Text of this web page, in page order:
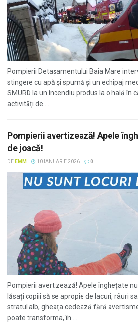
Pompierii Detașamentului Baia Mare
stingere cu apă și spumă și un echipaj
SMURD la un incendiu produs la o hală în
activități de ...
Pompierii avertizează! Apele
de joacă!
DE EMM 10 IANUARIE 2026 0
Pompierii avertizează! Apele înghețate
lăsați copiii să se apropie de lacuri, râuri
stratul alb, gheața cedează fără
poate transforma, în ...